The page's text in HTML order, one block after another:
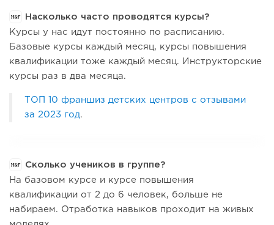
Насколько часто проводятся курсы?
Курсы у нас идут постоянно по расписанию.
Базовые курсы каждый месяц, курсы повышения
квалификации тоже каждый месяц. Инструкторские
курсы раз в два месяца.
ТОП 10 франшиз детских центров с отзывами
за 2023 год.
Сколько учеников в группе?
На базовом курсе и курсе повышения
квалификации от 2 до 6 человек, больше не
набираем. Отработка навыков проходит на живых